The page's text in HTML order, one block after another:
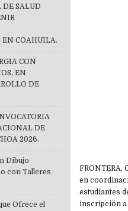
FRONTERA,
en
estudiantes
inscripción a
DE SALUD
EN COAHUILA.
CON
EN
DE
DE
2026.
Dibujo
con Talleres
Ofrece el